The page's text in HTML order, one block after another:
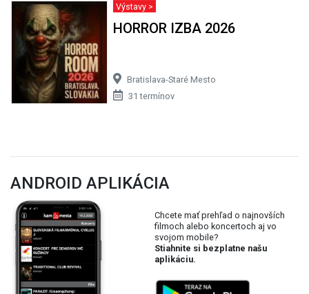
Výstavy >
HORROR IZBA 2026
Bratislava-Staré Mesto
31 termínov
ANDROID APLIKÁCIA
Chcete mať prehľad o najnovších
filmoch alebo koncertoch aj vo
svojom mobile?
Stiahnite si bezplatne našu
aplikáciu.